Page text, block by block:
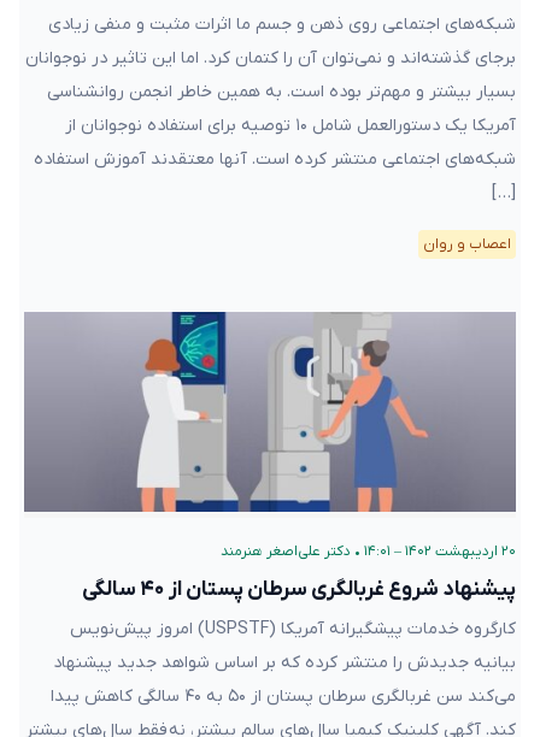
شبکه‌های اجتماعی روی ذهن و جسم ما اثرات مثبت و منفی زیادی
برجای گذشته‌اند و نمی‌توان آن را کتمان کرد. اما این تاثیر در نوجوانان
بسیار بیشتر و مهم‌تر بوده است. به همین خاطر انجمن روانشناسی
آمریکا یک دستورالعمل شامل ۱۰ توصیه برای استفاده نوجوانان از
شبکه‌های اجتماعی منتشر کرده است. آنها معتقدند آموزش استفاده
[…]
اعصاب و روان
۲۰ اردیبهشت ۱۴۰۲ – ۱۴:۰۱ • دکتر علی‌اصغر هنرمند
پیشنهاد شروع غربالگری سرطان پستان از ۴۰ سالگی
کارگروه خدمات پیشگیرانه آمریکا (USPSTF) امروز پیش‌نویس
بیانیه جدیدش را منتشر کرده که بر اساس شواهد جدید پیشنهاد
می‌کند سن غربالگری سرطان پستان از ۵۰ به ۴۰ سالگی کاهش پیدا
کند. آگهی کلینیک کیمیا سال‌های سالمِ بیشتر، نه فقط سال‌های بیشتر